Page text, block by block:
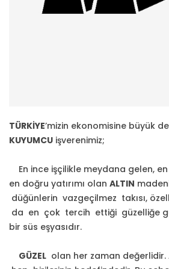
TÜRKİYE’mizin ekonomisine büyük
KUYUMCU işverenimiz;
En ince işçilikle meydana gelen,
en doğru yatırımı olan ALTIN
düğünlerin vazgeçilmez takısı,
da en çok tercih ettiği güzelliğe
bir süs eşyasıdır.
GÜZEL olan her zaman değerlidir.